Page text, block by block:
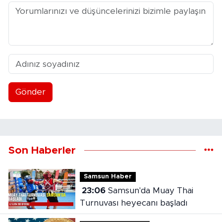
Gönder
Son Haberler
Samsun Haber
23:06Samsun'da Muay Thai
Turnuvası heyecanı başladı